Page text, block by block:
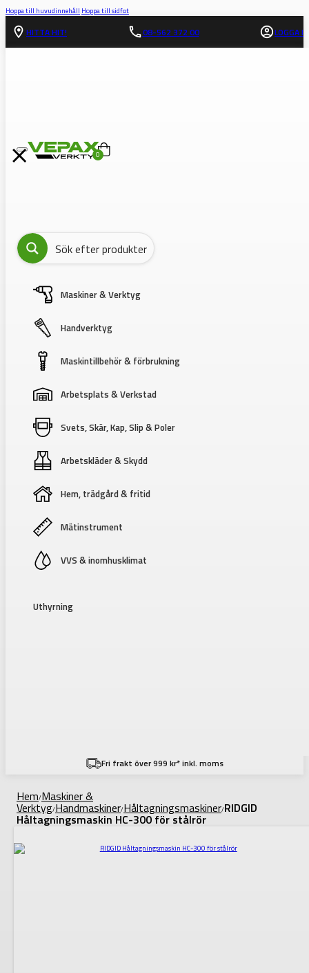
Hoppa till huvudinnehåll Hoppa till sidfot
HITTA HIT! 08-562 372 00 LOGGA IN
0
Maskiner & Verktyg
Handverktyg
Maskintillbehör & förbrukning
Arbetsplats & Verkstad
Svets, Skär, Kap, Slip & Poler
Arbetskläder & Skydd
Hem, trädgård & fritid
Mätinstrument
VVS & inomhusklimat
Uthyrning
Fri frakt över 999 kr* inkl. moms
Hem/Maskiner &
Verktyg/Handmaskiner/Håltagningsmaskiner/RIDGID
Håltagningsmaskin HC-300 för stålrör